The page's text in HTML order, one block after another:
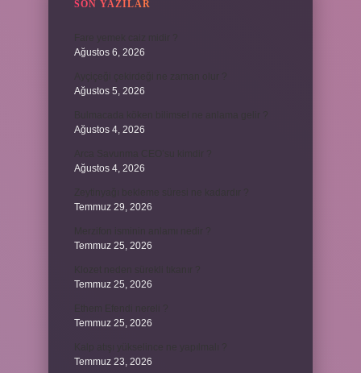
SON YAZILAR
Ağustos 6, 2026
Ağustos 5, 2026
Ağustos 4, 2026
Ağustos 4, 2026
Temmuz 29, 2026
Temmuz 25, 2026
Temmuz 25, 2026
Temmuz 25, 2026
Temmuz 23, 2026